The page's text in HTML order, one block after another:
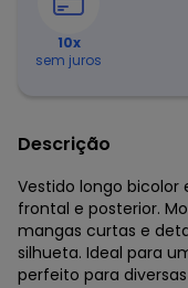
10x
sem juros
Descrição
Vestido longo
frontal e posterior.
mangas curtas e
silhueta. Ideal para
perfeito para